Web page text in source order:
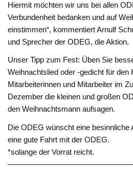
Hiermit möchten wir uns bei allen
Verbundenheit bedanken und auf
einstimmen“, kommentiert Arnulf
und Sprecher der ODEG, die Aktion.
Unser Tipp zum Fest: Üben Sie
Weihnachtslied oder -gedicht für den
Mitarbeiterinnen und Mitarbeiter im
Dezember die kleinen und großen
den Weihnachtsmann aufsagen.
Die ODEG wünscht eine besinnliche
eine gute Fahrt mit der ODEG.
*solange der Vorrat reicht.